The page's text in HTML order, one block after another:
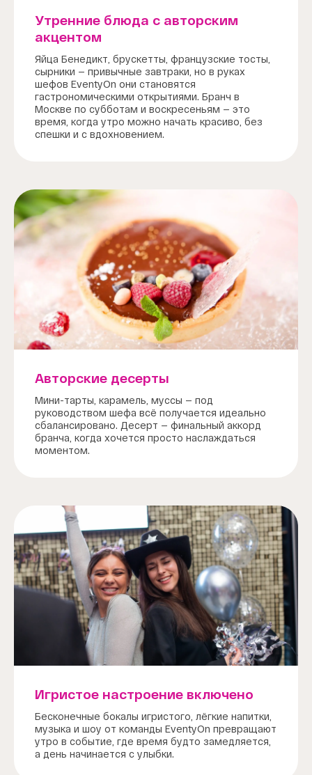
Утренние блюда с авторским
акцентом
Яйца Бенедикт, брускетты, французские тосты,
сырники — привычные завтраки, но в руках
шефов EventyOn они становятся
гастрономическими открытиями. Бранч в
Москве по субботам и воскресеньям — это
время, когда утро можно начать красиво, без
спешки и с вдохновением.
Авторские десерты
Мини-тарты, карамель, муссы — под
руководством шефа всё получается идеально
сбалансировано. Десерт — финальный аккорд
бранча, когда хочется просто наслаждаться
моментом.
Игристое настроение включено
Бесконечные бокалы игристого, лёгкие напитки,
музыка и шоу от команды EventyOn превращают
утро в событие, где время будто замедляется,
а день начинается с улыбки.